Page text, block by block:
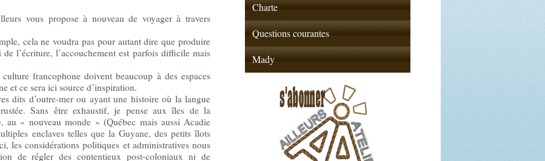
Charte
Questions courantes
Mady
vous propose à nouveau de voyager à travers
cela ne voudra pas pour autant dire que produire
l’écriture, l’accouchement est parfois difficile mais
francophone doivent beaucoup à des espaces
et ce sera ici source d’inspiration.
dits d’outre-mer ou ayant une histoire où la langue
Sans être exhaustif, je pense aux îles de la
au « nouveau monde » (Québec mais aussi Acadie
enclaves telles que la Guyane, des petits îlots
les considérations politiques et administratives nous
de régler des contentieux post-coloniaux ni de